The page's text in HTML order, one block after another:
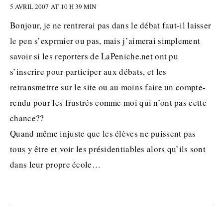
5 AVRIL 2007 AT 10 H 39 MIN
Bonjour, je ne rentrerai pas dans le débat faut-il laisser
le pen s’exprmier ou pas, mais j’aimerai simplement
savoir si les reporters de LaPeniche.net ont pu
s’inscrire pour participer aux débats, et les
retransmettre sur le site ou au moins faire un compte-
rendu pour les frustrés comme moi qui n’ont pas cette
chance??
Quand même injuste que les élèves ne puissent pas
tous y être et voir les présidentiables alors qu’ils sont
dans leur propre école…